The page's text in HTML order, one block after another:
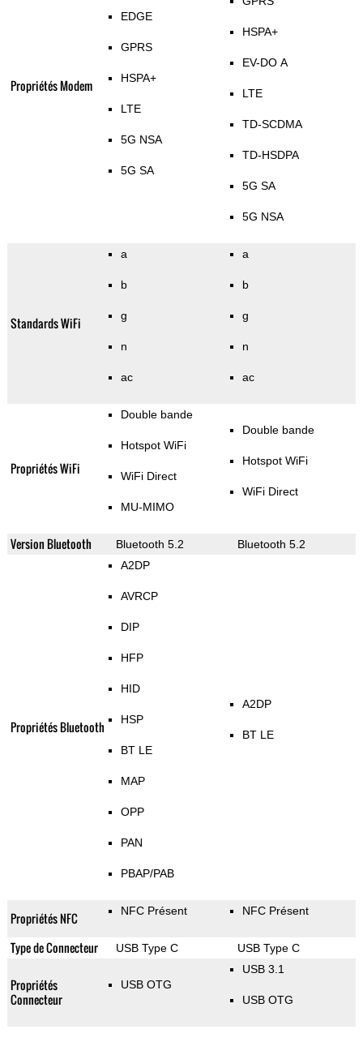
Propriétés Modem
EDGE
GPRS
HSPA+
LTE
5G NSA
5G SA
HSPA+
EV-DO A
LTE
TD-SCDMA
TD-HSDPA
5G SA
5G NSA
Standards WiFi
a
b
g
n
ac
a
b
g
n
ac
Propriétés WiFi
Double bande
Hotspot WiFi
WiFi Direct
MU-MIMO
Double bande
Hotspot WiFi
WiFi Direct
Version Bluetooth Bluetooth 5.2 Bluetooth 5.2
Propriétés Bluetooth
A2DP
AVRCP
DIP
HFP
HID
HSP
BT LE
MAP
OPP
PAN
PBAP/PAB
A2DP
BT LE
Propriétés NFC NFC Présent NFC Présent
Type de Connecteur USB Type C USB Type C
Propriétés
Connecteur
USB OTG
USB 3.1
USB OTG